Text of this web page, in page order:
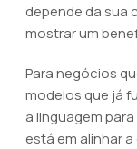
depende da sua
mostrar um
Para negócios
modelos que já
a linguagem
está em alinhar